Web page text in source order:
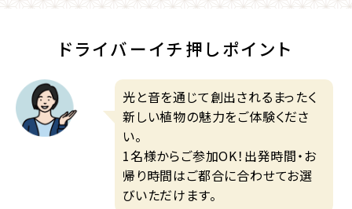
ドライバーイチ押しポイント
光と音を通じて創出されるまったく
新しい植物の魅力をご体験くださ
い。
1名様からご参加OK！出発時間・お
帰り時間はご都合に合わせてお選
びいただけます。